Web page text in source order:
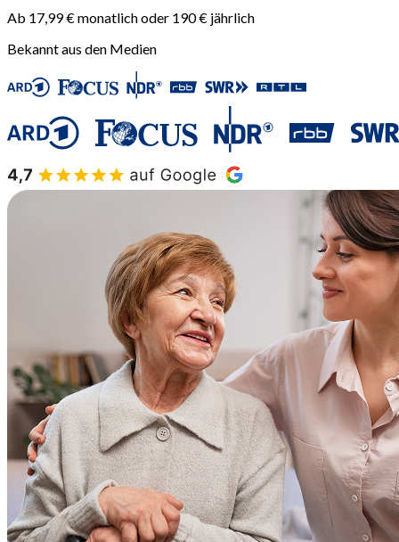
Ab 17,99 € monatlich oder 190 € jährlich
Bekannt aus den Medien